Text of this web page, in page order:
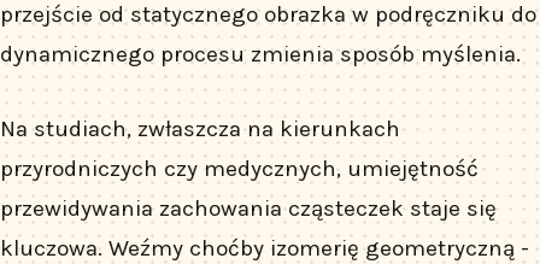
przejście od statycznego obrazka w podręczniku do
dynamicznego procesu zmienia sposób myślenia.
Na studiach, zwłaszcza na kierunkach
przyrodniczych czy medycznych, umiejętność
przewidywania zachowania cząsteczek staje się
kluczowa. Weźmy choćby izomerię geometryczną -